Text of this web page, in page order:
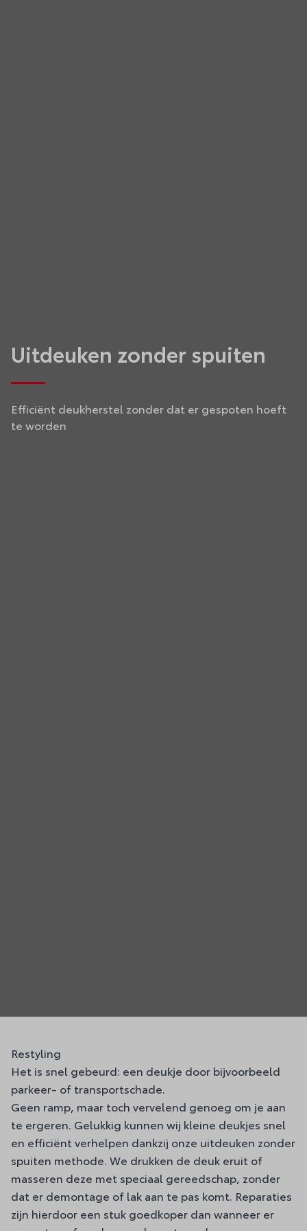
Uitdeuken zonder spuiten
Efficiënt deukherstel zonder dat er gespoten hoeft
te worden
Restyling
Het is snel gebeurd: een deukje door bijvoorbeeld
parkeer- of transportschade.
Geen ramp, maar toch vervelend genoeg om je aan
te ergeren. Gelukkig kunnen wij kleine deukjes snel
en efficiënt verhelpen dankzij onze uitdeuken zonder
spuiten methode. We drukken de deuk eruit of
masseren deze met speciaal gereedschap, zonder
dat er demontage of lak aan te pas komt. Reparaties
zijn hierdoor een stuk goedkoper dan wanneer er